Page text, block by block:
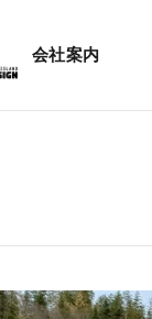
会社案内